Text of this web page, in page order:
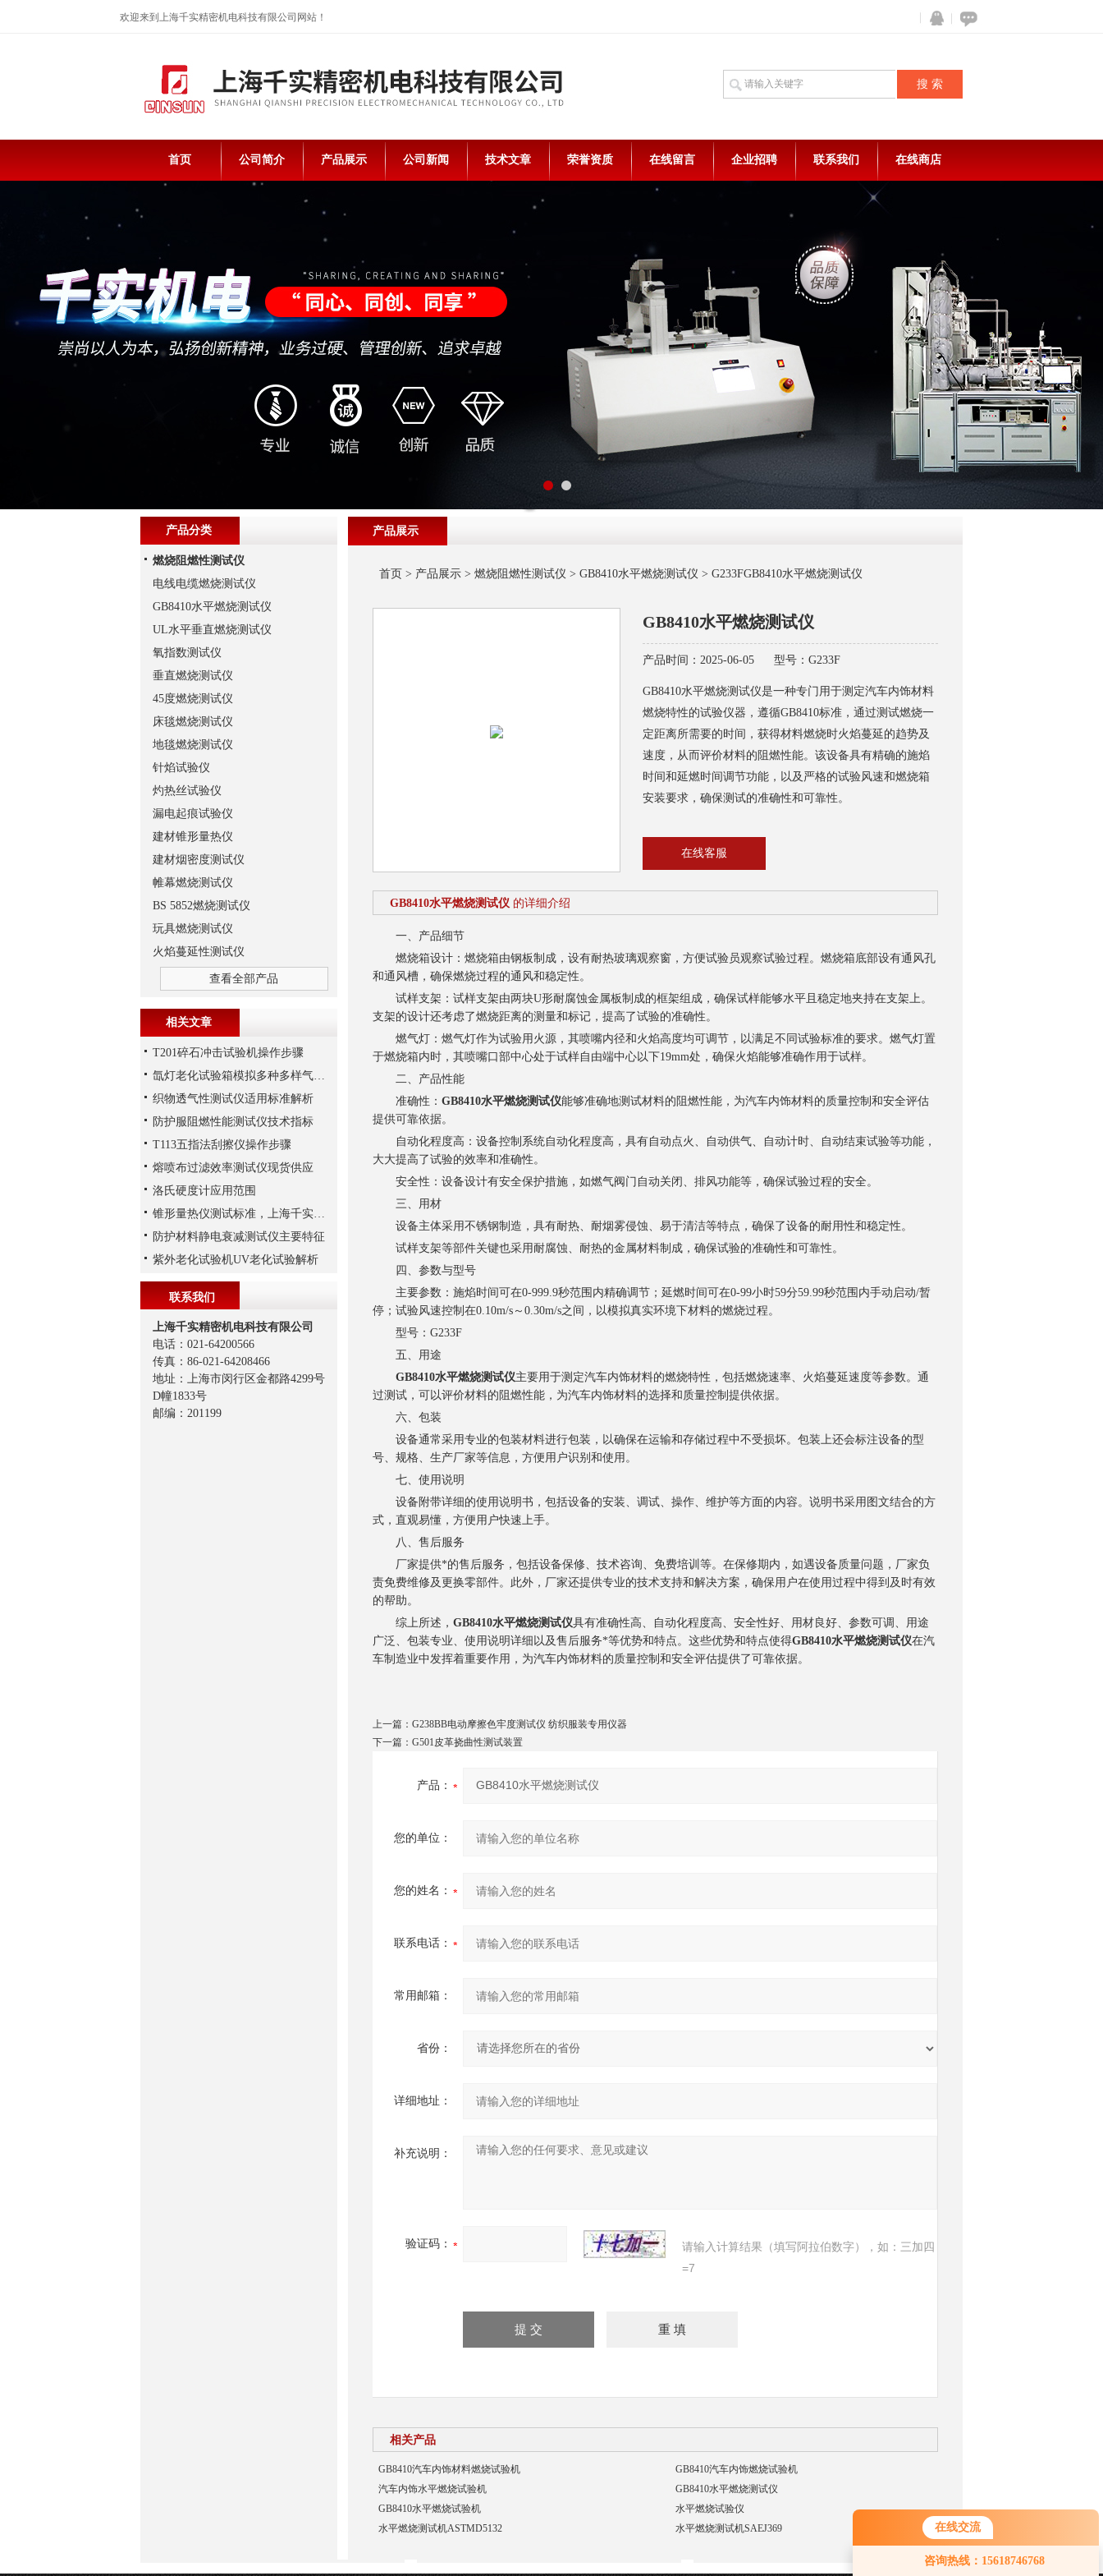
在线交流
咨询热线：15618746768
欢迎来到上海千实精密机电科技有限公司网站！
在线咨
首页 公司简介 产品展示 公司新闻 技术文章 荣誉资质 在线留言 企业招聘 联系我们 在线商店
产品展示
首页 > 产品展示> 燃烧阻燃性测试仪 > GB8410水平燃烧测试仪 > G233FGB8410水平燃烧测试仪
GB8410水平燃烧测试仪
产品时间：2025-06-05 型号：G233F
GB8410水平燃烧测试仪是一种专门用于测定汽车内饰材料
燃烧特性的试验仪器，遵循GB8410标准，通过测试燃烧一
定距离所需要的时间，获得材料燃烧时火焰蔓延的趋势及
速度，从而评价材料的阻燃性能。该设备具有精确的施焰
时间和延燃时间调节功能，以及严格的试验风速和燃烧箱
安装要求，确保测试的准确性和可靠性。
在线客服
GB8410水平燃烧测试仪 的详细介绍
一、产品细节
燃烧箱设计：燃烧箱由钢板制成，设有耐热玻璃观察窗，方便试验员观察试验过程。燃烧箱底部设有通风孔
和通风槽，确保燃烧过程的通风和稳定性。
试样支架：试样支架由两块U形耐腐蚀金属板制成的框架组成，确保试样能够水平且稳定地夹持在支架上。
支架的设计还考虑了燃烧距离的测量和标记，提高了试验的准确性。
燃气灯：燃气灯作为试验用火源，其喷嘴内径和火焰高度均可调节，以满足不同试验标准的要求。燃气灯置
于燃烧箱内时，其喷嘴口部中心处于试样自由端中心以下19mm处，确保火焰能够准确作用于试样。
二、产品性能
准确性： GB8410水平燃烧测试仪能够准确地测试材料的阻燃性能，为汽车内饰材料的质量控制和安全评估
提供可靠依据。
自动化程度高：设备控制系统自动化程度高，具有自动点火、自动供气、自动计时、自动结束试验等功能，
大大提高了试验的效率和准确性。
安全性：设备设计有安全保护措施，如燃气阀门自动关闭、排风功能等，确保试验过程的安全。
三、用材
设备主体采用不锈钢制造，具有耐热、耐烟雾侵蚀、易于清洁等特点，确保了设备的耐用性和稳定性。
试样支架等部件关键也采用耐腐蚀、耐热的金属材料制成，确保试验的准确性和可靠性。
四、参数与型号
主要参数：施焰时间可在0-999.9秒范围内精确调节；延燃时间可在0-99小时59分59.99秒范围内手动启动/暂
停；试验风速控制在0.10m/s～0.30m/s之间，以模拟真实环境下材料的燃烧过程。
型号：G233F
五、用途
GB8410水平燃烧测试仪主要用于测定汽车内饰材料的燃烧特性，包括燃烧速率、火焰蔓延速度等参数。通
过测试，可以评价材料的阻燃性能，为汽车内饰材料的选择和质量控制提供依据。
六、包装
设备通常采用专业的包装材料进行包装，以确保在运输和存储过程中不受损坏。包装上还会标注设备的型
号、规格、生产厂家等信息，方便用户识别和使用。
七、使用说明
设备附带详细的使用说明书，包括设备的安装、调试、操作、维护等方面的内容。说明书采用图文结合的方
式，直观易懂，方便用户快速上手。
八、售后服务
厂家提供*的售后服务，包括设备保修、技术咨询、免费培训等。在保修期内，如遇设备质量问题，厂家负
责免费维修及更换零部件。此外，厂家还提供专业的技术支持和解决方案，确保用户在使用过程中得到及时有效
的帮助。
综上所述， GB8410水平燃烧测试仪具有准确性高、自动化程度高、安全性好、用材良好、参数可调、用途
广泛、包装专业、使用说明详细以及售后服务*等优势和特点。这些优势和特点使得GB8410水平燃烧测试仪在汽
车制造业中发挥着重要作用，为汽车内饰材料的质量控制和安全评估提供了可靠依据。
上一篇： G238BB电动摩擦色牢度测试仪 纺织服装专用仪器
下一篇： G501皮革挠曲性测试装置
产品：
您的单位：
您的姓名：
联系电话：
常用邮箱：
省份：
详细地址：
补充说明：
验证码：
请输入计算结果（填写阿拉伯数字），如：三加四
=7
相关产品
GB8410汽车内饰材料燃烧试验机
GB8410汽车内饰燃烧试验机
汽车内饰水平燃烧试验机
GB8410水平燃烧测试仪
GB8410水平燃烧试验机
水平燃烧试验仪
水平燃烧测试机ASTMD5132
水平燃烧测试机SAEJ369
产品分类
燃烧阻燃性测试仪
电线电缆燃烧测试仪
GB8410水平燃烧测试仪
UL水平垂直燃烧测试仪
氧指数测试仪
垂直燃烧测试仪
45度燃烧测试仪
床毯燃烧测试仪
地毯燃烧测试仪
针焰试验仪
灼热丝试验仪
漏电起痕试验仪
建材锥形量热仪
建材烟密度测试仪
帷幕燃烧测试仪
BS 5852燃烧测试仪
玩具燃烧测试仪
火焰蔓延性测试仪
查看全部产品
相关文章
T201碎石冲击试验机操作步骤
氙灯老化试验箱模拟多种多样气候条件
织物透气性测试仪适用标准解析
防护服阻燃性能测试仪技术指标
T113五指法刮擦仪操作步骤
熔喷布过滤效率测试仪现货供应
洛氏硬度计应用范围
锥形量热仪测试标准，上海千实工程师给您参考
防护材料静电衰减测试仪主要特征
紫外老化试验机UV老化试验解析
联系我们
上海千实精密机电科技有限公司
电话：021-64200566
传真：86-021-64208466
地址：上海市闵行区金都路4299号
D幢1833号
邮编：201199